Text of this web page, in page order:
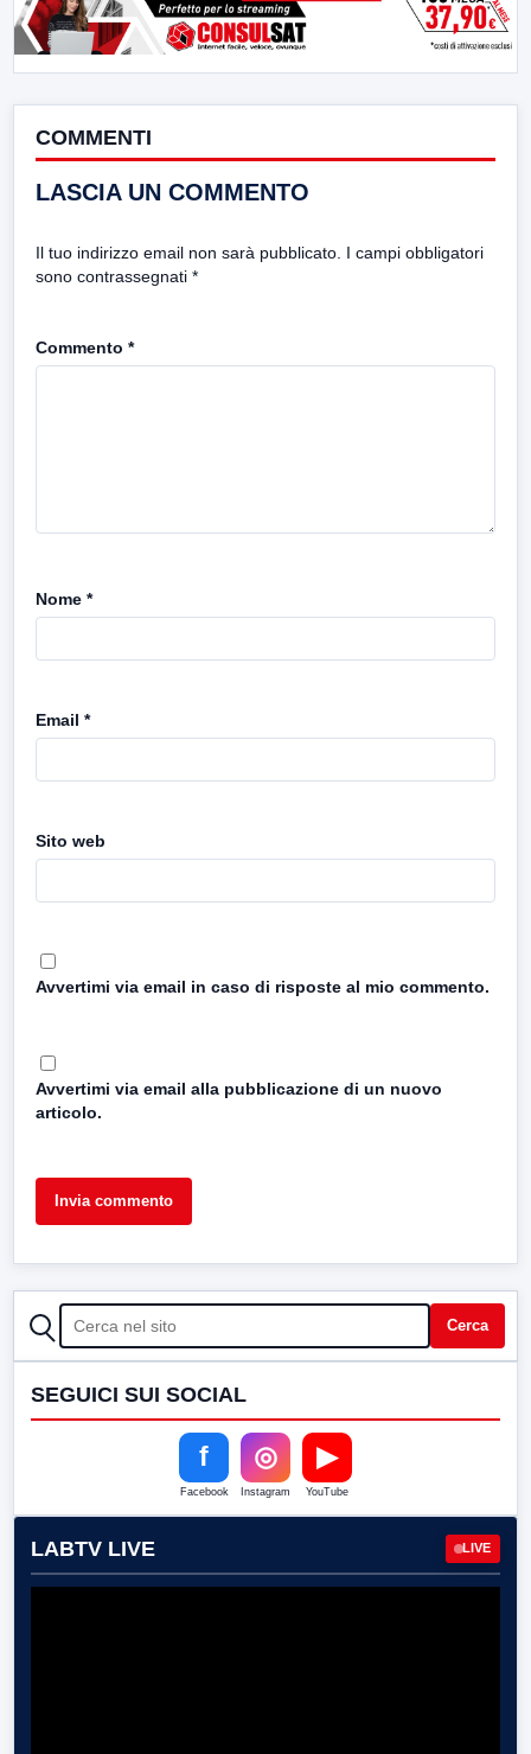
COMMENTI
LASCIA UN COMMENTO
Il tuo indirizzo email non sarà pubblicato. I campi obbligatori
sono contrassegnati *
Commento *
Nome *
Email *
Sito web
Avvertimi via email in caso di risposte al mio commento.
Avvertimi via email alla pubblicazione di un nuovo
articolo.
CERCA Cerca
SEGUICI SUI SOCIAL
f
Facebook
◎
Instagram
▶
YouTube
LABTV LIVE LIVE